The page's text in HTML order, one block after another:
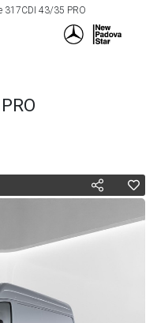
317CDI 43/35 PRO